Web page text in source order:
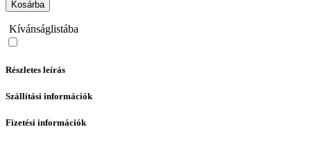
Kosárba
Kívánságlistába
Részletes leírás
Szállítási információk
Fizetési információk